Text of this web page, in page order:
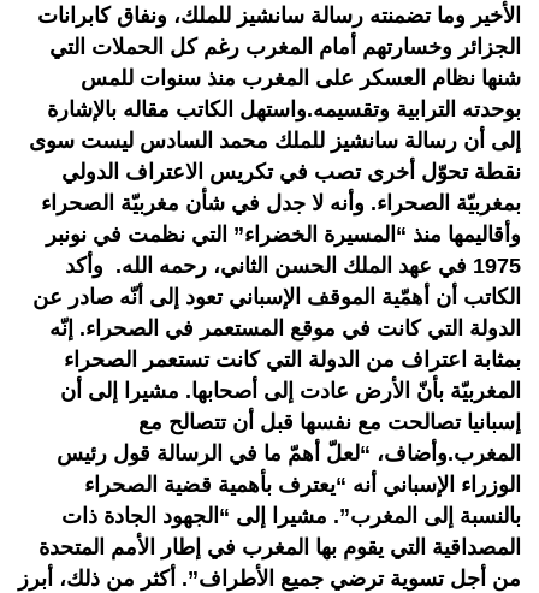
الأخير وما تضمنته رسالة سانشيز للملك، ونفاق كابرانات
الجزائر وخسارتهم أمام المغرب رغم كل الحملات التي
شنها نظام العسكر على المغرب منذ سنوات للمس
بوحدته الترابية وتقسيمه.واستهل الكاتب مقاله بالإشارة
إلى أن رسالة سانشيز للملك محمد السادس ليست سوى
نقطة تحوّل أخرى تصب في تكريس الاعتراف الدولي
بمغربيّة الصحراء. وأنه لا جدل في شأن مغربيّة الصحراء
وأقاليمها منذ “المسيرة الخضراء” التي نظمت في نونبر
1975 في عهد الملك الحسن الثاني، رحمه الله. وأكد
الكاتب أن أهمّية الموقف الإسباني تعود إلى أنّه صادر عن
الدولة التي كانت في موقع المستعمر في الصحراء. إنّه
بمثابة اعتراف من الدولة التي كانت تستعمر الصحراء
المغربيّة بأنّ الأرض عادت إلى أصحابها. مشيرا إلى أن
إسبانيا تصالحت مع نفسها قبل أن تتصالح مع
المغرب.وأضاف، “لعلّ أهمّ ما في الرسالة قول رئيس
الوزراء الإسباني أنه “يعترف بأهمية قضية الصحراء
بالنسبة إلى المغرب”. مشيرا إلى “الجهود الجادة ذات
المصداقية التي يقوم بها المغرب في إطار الأمم المتحدة
من أجل تسوية ترضي جميع الأطراف”. أكثر من ذلك، أبرز